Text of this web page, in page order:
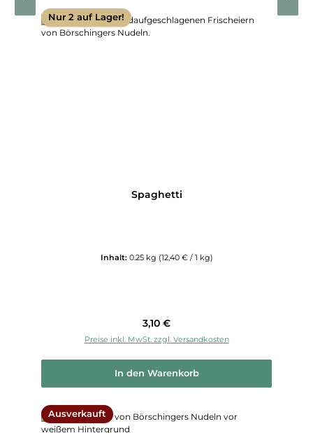
Nur 2 auf Lager!
Spaghetti
Inhalt: 0.25 kg (12,40 € / 1 kg)
Regulärer Preis:
3,10 €
Preise inkl. MwSt. zzgl. Versandkosten
In den Warenkorb
Ausverkauft